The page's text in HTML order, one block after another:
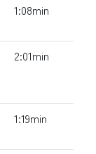
1:08min
2:01min
1:19min